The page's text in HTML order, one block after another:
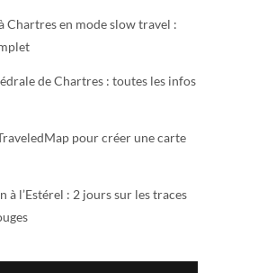
Chartres en mode slow travel :
de Chartres : toutes les infos
pour créer une carte
à l’Estérel : 2 jours sur les traces